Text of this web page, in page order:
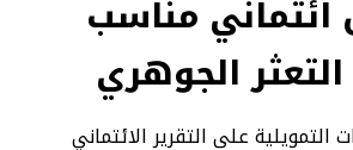
مناسب
الجوهري
على التقرير الائتماني